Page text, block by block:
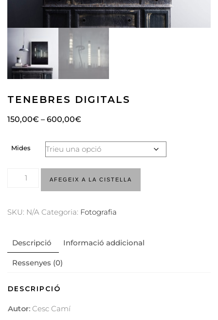
TENEBRES DIGITALS
150,00€ – 600,00€
Mides
AFEGEIX A LA CISTELLA
SKU: N/A Categoria: Fotografia
Descripció Informació addicional
Ressenyes (0)
DESCRIPCIÓ
Autor: Cesc Camí